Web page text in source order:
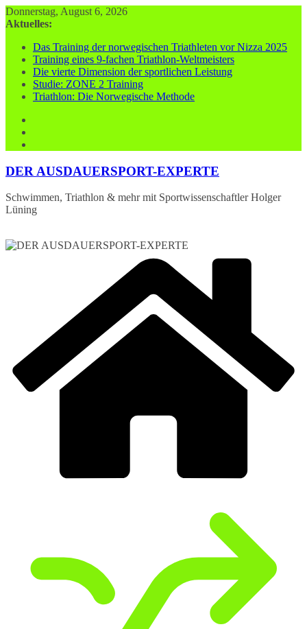
Zum
Inhalt
Donnerstag, August 6, 2026
Aktuelles:
Das Training der norwegischen Triathleten vor Nizza 2025
Training eines 9-fachen Triathlon-Weltmeisters
Die vierte Dimension der sportlichen Leistung
Studie: ZONE 2 Training
Triathlon: Die Norwegische Methode
DER AUSDAUERSPORT-EXPERTE
Schwimmen, Triathlon & mehr mit Sportwissenschaftler Holger
Lüning